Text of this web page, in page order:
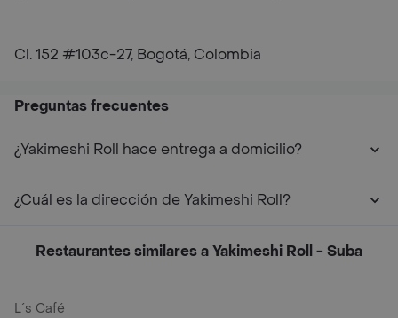
Cl. 152 #103c-27, Bogotá, Colombia
Preguntas frecuentes
¿Yakimeshi Roll hace entrega a domicilio?
¿Cuál es la dirección de Yakimeshi Roll?
Restaurantes similares a Yakimeshi Roll - Suba
L´s Café